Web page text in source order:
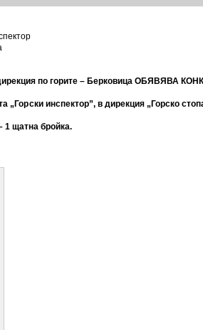
по горите – Берковица ОБЯВЯВА
„Горски инспектор”, в дирекция „Горско
1 щатна бройка.
се в нов прозорец)
се в нов прозорец)